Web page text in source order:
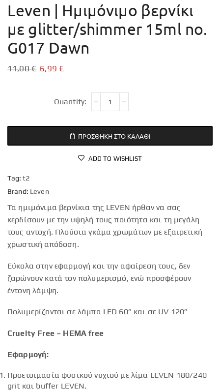
Leven | Ημιμόνιμο βερνίκι
με glitter/shimmer 15ml no.
G017 Dawn
11,00€ 6,99€
ΠΡΟΣΘΉΚΗ ΣΤΟ ΚΑΛΆΘΙ
ADD TO WISHLIST
Tag: t2
Brand: Leven
Τα ημιμόνιμα βερνίκια της LEVEN ήρθαν να σας
κερδίσουν με την υψηλή τους ποιότητα και τη μεγάλη
τους αντοχή. Πλούσια γκάμα χρωμάτων με εξαιρετική
χρωστική απόδοση.
Εύκολα στην εφαρμογή και την αφαίρεση τους, δεν
ζαρώνουν κατά τον πολυμερισμό, ενώ προσφέρουν
έντονη λάμψη.
Πολυμερίζονται σε λάμπα LED 60” και σε UV 120”
Cruelty Free – HEMA free
Εφαρμογή:
Προετοιμασία φυσικού νυχιού με λίμα LEVEN 180/240
grit και buffer LEVEN.